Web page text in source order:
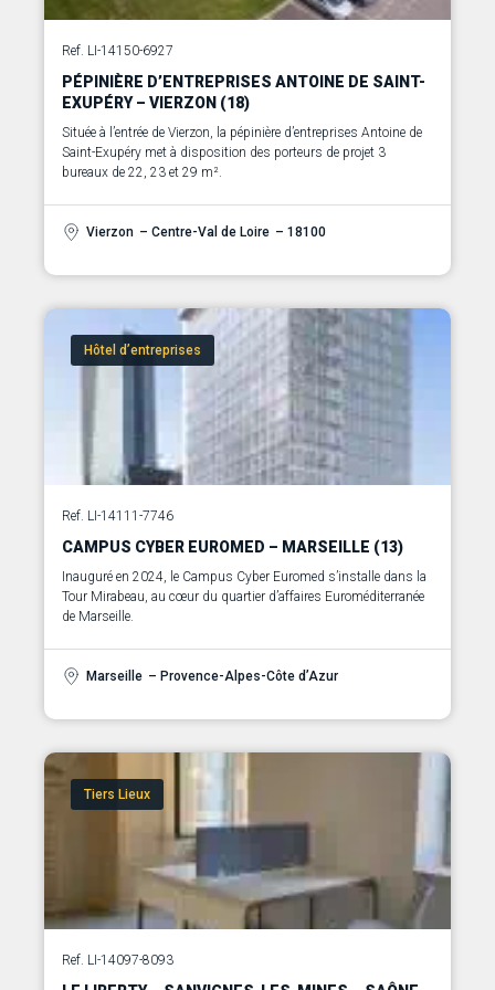
Ref. LI-14150-6927
PÉPINIÈRE D’ENTREPRISES ANTOINE DE SAINT-
EXUPÉRY – VIERZON (18)
Située à l’entrée de Vierzon, la pépinière d’entreprises Antoine de
Saint-Exupéry met à disposition des porteurs de projet 3
bureaux de 22, 23 et 29 m².
Vierzon – Centre-Val de Loire – 18100
Hôtel d’entreprises
Ref. LI-14111-7746
CAMPUS CYBER EUROMED – MARSEILLE (13)
Inauguré en 2024, le Campus Cyber Euromed s’installe dans la
Tour Mirabeau, au cœur du quartier d’affaires Euroméditerranée
de Marseille.
Marseille – Provence-Alpes-Côte d’Azur
Tiers Lieux
Ref. LI-14097-8093